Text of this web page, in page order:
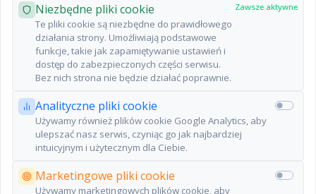
ETF USD Acc
Xtrackers MSCI
Taiwan UCITS
ETF 1D
0,21% Luksemburg
Poprzednia
Niezbędne pliki cookie
Te pliki cookie są niezbędne do prawidłowego
działania strony. Umożliwiają podstawowe
funkcje, takie jak zapamiętywanie ustawień i
dostęp do zabezpieczonych części serwisu.
Bez nich strona nie będzie działać poprawnie.
Zawsze aktywne
Analityczne pliki cookie
Używamy również plików cookie Google Analytics, aby
ulepszać nasz serwis, czyniąc go jak najbardziej
intuicyjnym i użytecznym dla Ciebie.
Marketingowe pliki cookie
Używamy marketingowych plików cookie, aby